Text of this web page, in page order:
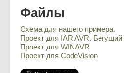
Файлы
Схема для нашего примера.
Проект для IAR AVR. Бегущий
Проект для WINAVR
Проект для CodeVision